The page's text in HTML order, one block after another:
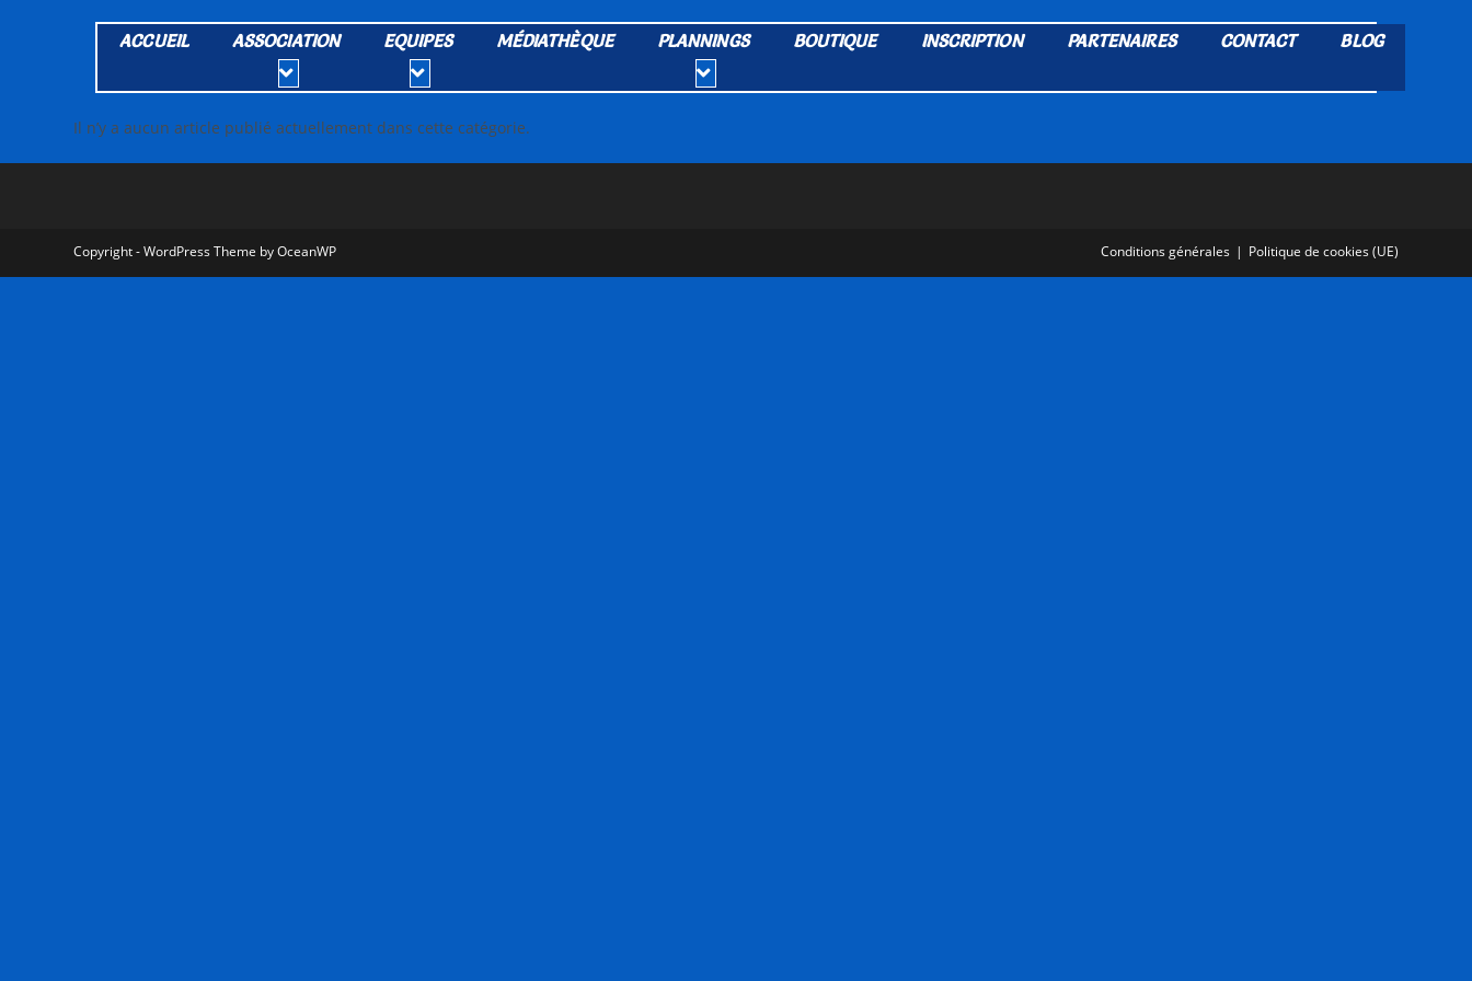
ACCUEIL ASSOCIATION EQUIPES MÉDIATHÈQUE PLANNINGS BOUTIQUE INSCRIPTION PARTENAIRES CONTACT BLOG
Il n’y a aucun article publié actuellement dans cette catégorie.
Conditions générales Politique de cookies (UE)
Copyright - WordPress Theme by OceanWP